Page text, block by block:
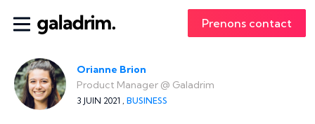
Prenons contact
Orianne Brion
Product Manager @ Galadrim
3 JUIN 2021 , BUSINESS